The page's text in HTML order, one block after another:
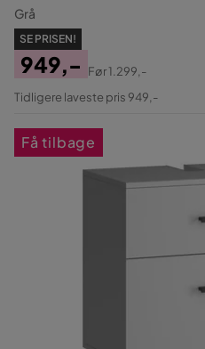
Grå
SE PRISEN!
Pris
949,-
Original
Før1.299,-
Tidligere laveste pris 949,-
Få tilbage